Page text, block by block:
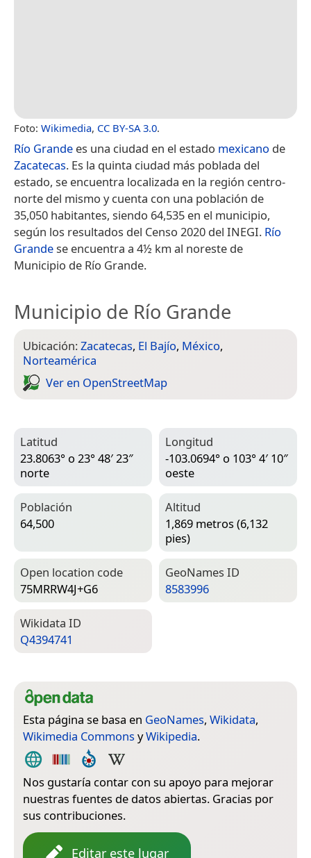
Foto: Wikimedia, CC BY-SA 3.0.
Río Grande es una ciudad en el estado mexicano de
Zacatecas. Es la quinta ciudad más poblada del
estado, se encuentra localizada en la región centro-
norte del mismo y cuenta con una población de
35,050 habitantes, siendo 64,535 en el municipio,
según los resultados del Censo 2020 del INEGI. Río
Grandese encuentra a 4½ km al noreste de
Municipio de Río Grande.
Municipio de Río Grande
Ubicación:Zacatecas, El Bajío, México,
Norteamérica
Ver en Open­Street­Map
Latitud
23.8063° o 23° 48′ 23″
norte
Longitud
-103.0694° o 103° 4′ 10″
oeste
Población
64,500
Altitud
1,869 metros (6,132
pies)
Open location code
75MRRW4J+G6
Geo­Names ID
8583996
Wiki­data ID
Q4394741
Esta página se basa en GeoNames, Wikidata,
Wikimedia Commons yWikipedia.
Nos gustaría contar con su apoyo para mejorar
nuestras fuentes de datos abiertas. Gracias por
sus contribuciones.
Editar este lugar